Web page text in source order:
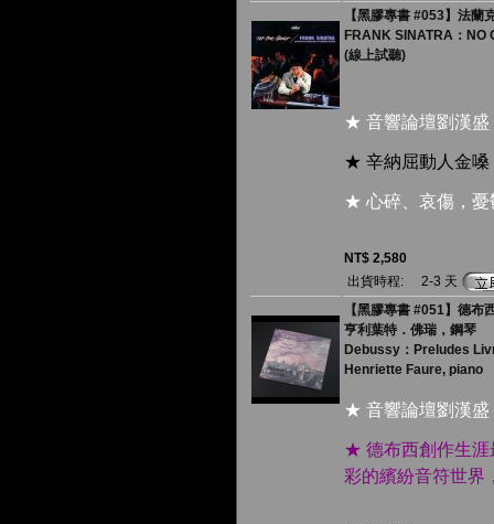
【黑膠專書 #053】法蘭
FRANK SINATRA：NO
(線上試聽)
★ 音響論壇劉漢盛
★ 辛納屈動人金嗓
★ 心碎、哀傷，憂
NT$ 2,580
出貨時程:
2-3 天
【黑膠專書 #051】德布
亨利葉特．佛瑞，鋼琴
Debussy：Preludes
Henriette Faure, piano
★ 音響論壇劉漢盛
★ 德布西創作生涯
彩的繽紛音符世界